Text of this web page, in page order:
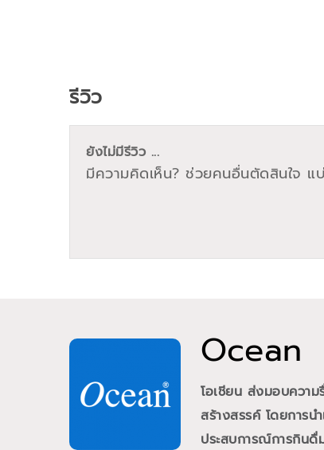
Ocean
โอเชียน ส่งมอบควา
สร้างสรรค์ โดยการ
ประสบการณ์การกินดื่
รีวิว
ยังไม่มีรีวิว ...
มีความคิดเห็น? ช่วยคนอื่นตัดสินใจ